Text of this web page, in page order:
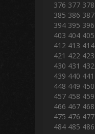
376 377 378
385 386 387
394 395 396
403 404 405
412 413 414
421 422 423
430 431 432
439 440 441
448 449 450
457 458 459
466 467 468
475 476 477
484 485 486